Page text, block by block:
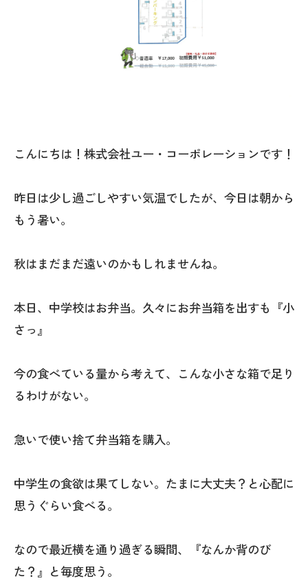
こんにちは！株式会社ユー・コーポレーションです！
昨日は少し過ごしやすい気温でしたが、今日は朝から
もう暑い。
秋はまだまだ遠いのかもしれませんね。
本日、中学校はお弁当。久々にお弁当箱を出すも『小
さっ』
今の食べている量から考えて、こんな小さな箱で足り
るわけがない。
急いで使い捨て弁当箱を購入。
中学生の食欲は果てしない。たまに大丈夫？と心配に
思うぐらい食べる。
なので最近横を通り過ぎる瞬間、『なんか背のび
た？』と毎度思う。